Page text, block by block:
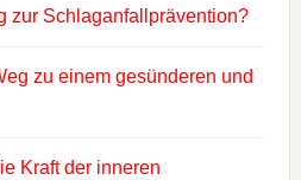
zur Schlaganfallprävention?
zu einem gesünderen und
Kraft der inneren